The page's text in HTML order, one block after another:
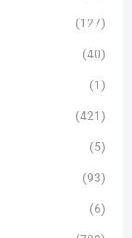
(127)
(40)
(1)
(421)
(5)
(93)
(6)